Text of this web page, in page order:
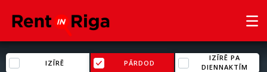
IZĪRĒ PĀRDOD
IZĪRĒ PA
DIENNAKTĪM